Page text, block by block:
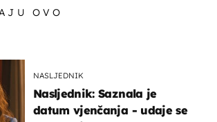
OVO
NASLJEDNIK
Nasljednik: Saznala je
datum vjenčanja - udaje se